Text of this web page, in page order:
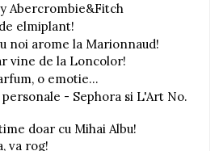
Abercrombie&Fitch
elmiplant!
noi arome la Marionnaud!
vine de la Loncolor!
o emotie...
- Sephora si L'Art No.
doar cu Mihai Albu!
va rog!